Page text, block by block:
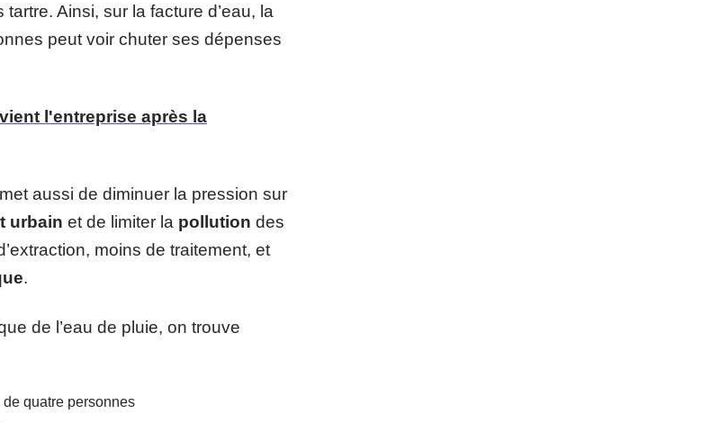
Ainsi, sur la facture d’eau, la
peut voir chuter ses dépenses
l'entreprise après la
aussi de diminuer la pression sur
urbain et de limiter la pollution des
moins de traitement, et
.
de l’eau de pluie, on trouve
de quatre personnes